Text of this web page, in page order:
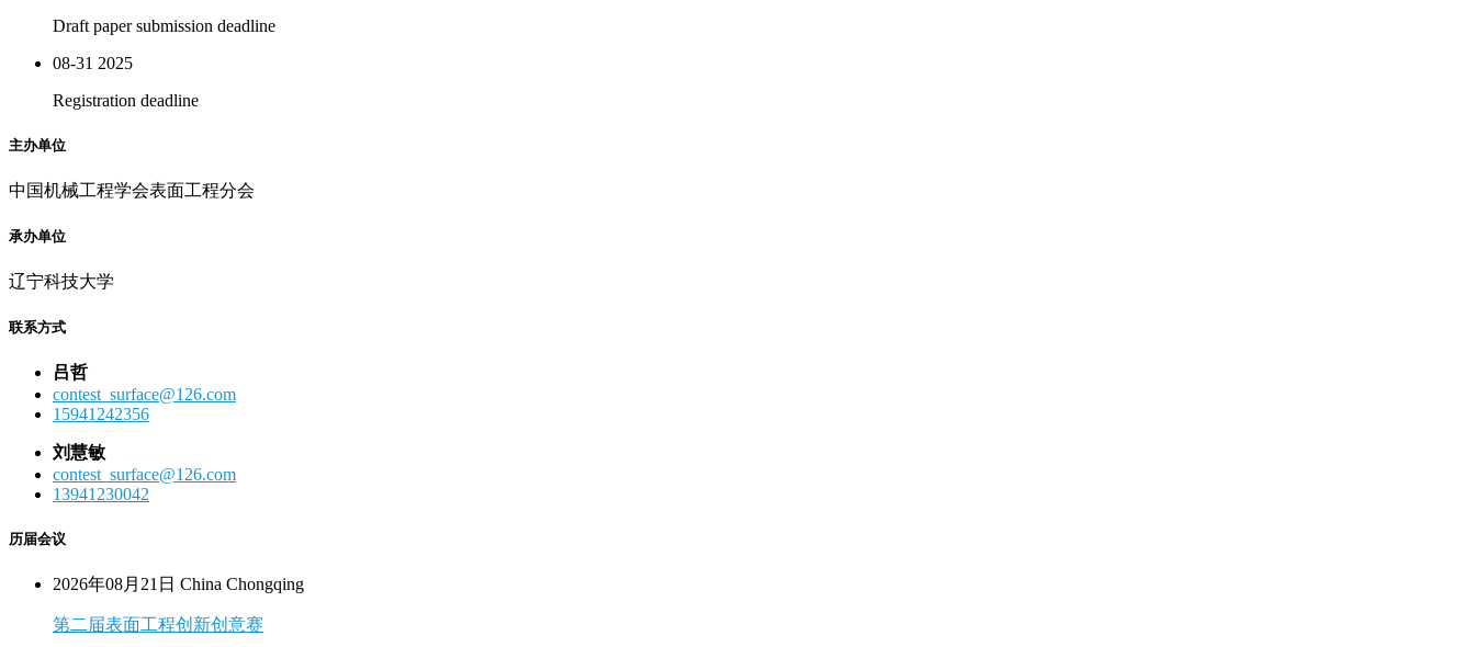
Draft paper submission deadline
08-31 2025
Registration deadline
主办单位
中国机械工程学会表面工程分会
承办单位
辽宁科技大学
联系方式
吕哲
contest_surface@126.com
15941242356
刘慧敏
contest_surface@126.com
13941230042
历届会议
2026年08月21日 China Chongqing
第二届表面工程创新创意赛